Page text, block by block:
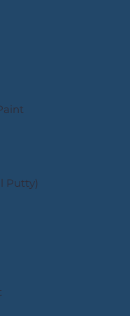
Putty)